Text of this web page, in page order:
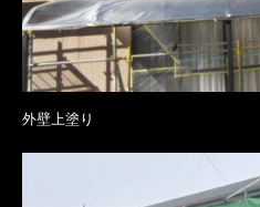
外壁上塗り